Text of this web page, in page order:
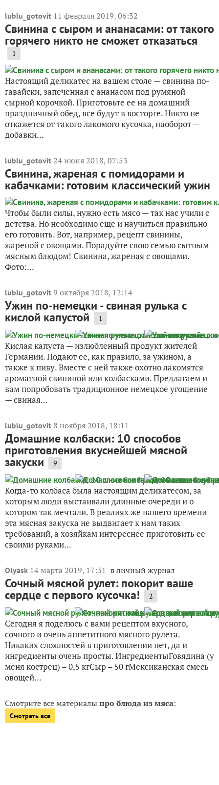
lublu_gotovit 11 февраля 2019, 06:32
Свинина с сыром и ананасами: от такого
горячего никто не сможет отказаться
1
Настоящий деликатес на вашем столе — свинина по-
гавайски, запеченная с ананасом под румяной
сырной корочкой. Приготовьте ее на домашний
праздничный обед, все будут в восторге. Никто не
откажется от такого лакомого кусочка, наоборот —
добавки...
lublu_gotovit 24 июня 2018, 07:53
Свинина, жареная с помидорами и
кабачками: готовим классический ужин
Чтобы были силы, нужно есть мясо — так нас учили с
детства. Но необходимо еще и научиться правильно
его готовить. Вот, например, рецепт свинины,
жареной с овощами. Порадуйте свою семью сытным
мясным блюдом! Свинина, жареная с овощами.
Фото:...
lublu_gotovit 9 октября 2018, 12:14
Ужин по-немецки - свиная рулька с
кислой капустой 1
Кислая капуста — излюбленный продукт жителей
Германии. Подают ее, как правило, за ужином, а
также к пиву. Вместе с ней также охотно лакомятся
ароматной свининой или колбасками. Предлагаем и
вам попробовать традиционное немецкое угощение
— свиная...
lublu_gotovit 8 ноября 2018, 18:11
Домашние колбаски: 10 способов
приготовления вкуснейшей мясной
закуски 9
Когда-то колбаса была настоящим деликатесом, за
которым люди выстаивали длинные очереди и о
котором так мечтали. В реалиях же нашего времени
эта мясная закуска не выдвигает к нам таких
требований, а хозяйкам интереснее приготовить ее
своими руками...
Olyask 14 марта 2019, 17:31 в личный журнал
Сочный мясной рулет: покорит ваше
сердце с первого кусочка! 2
Сегодня я поделюсь с вами рецептом вкусного,
сочного и очень аппетитного мясного рулета.
Никаких сложностей в приготовлении нет, да и
ингредиенты очень просты. ИнгредиентыГовядина (у
меня кострец) – 0,5 кгСыр – 50 гМексиканская смесь
овощей...
Смотрите все материалыпро блюда из мяса:
Смотреть все